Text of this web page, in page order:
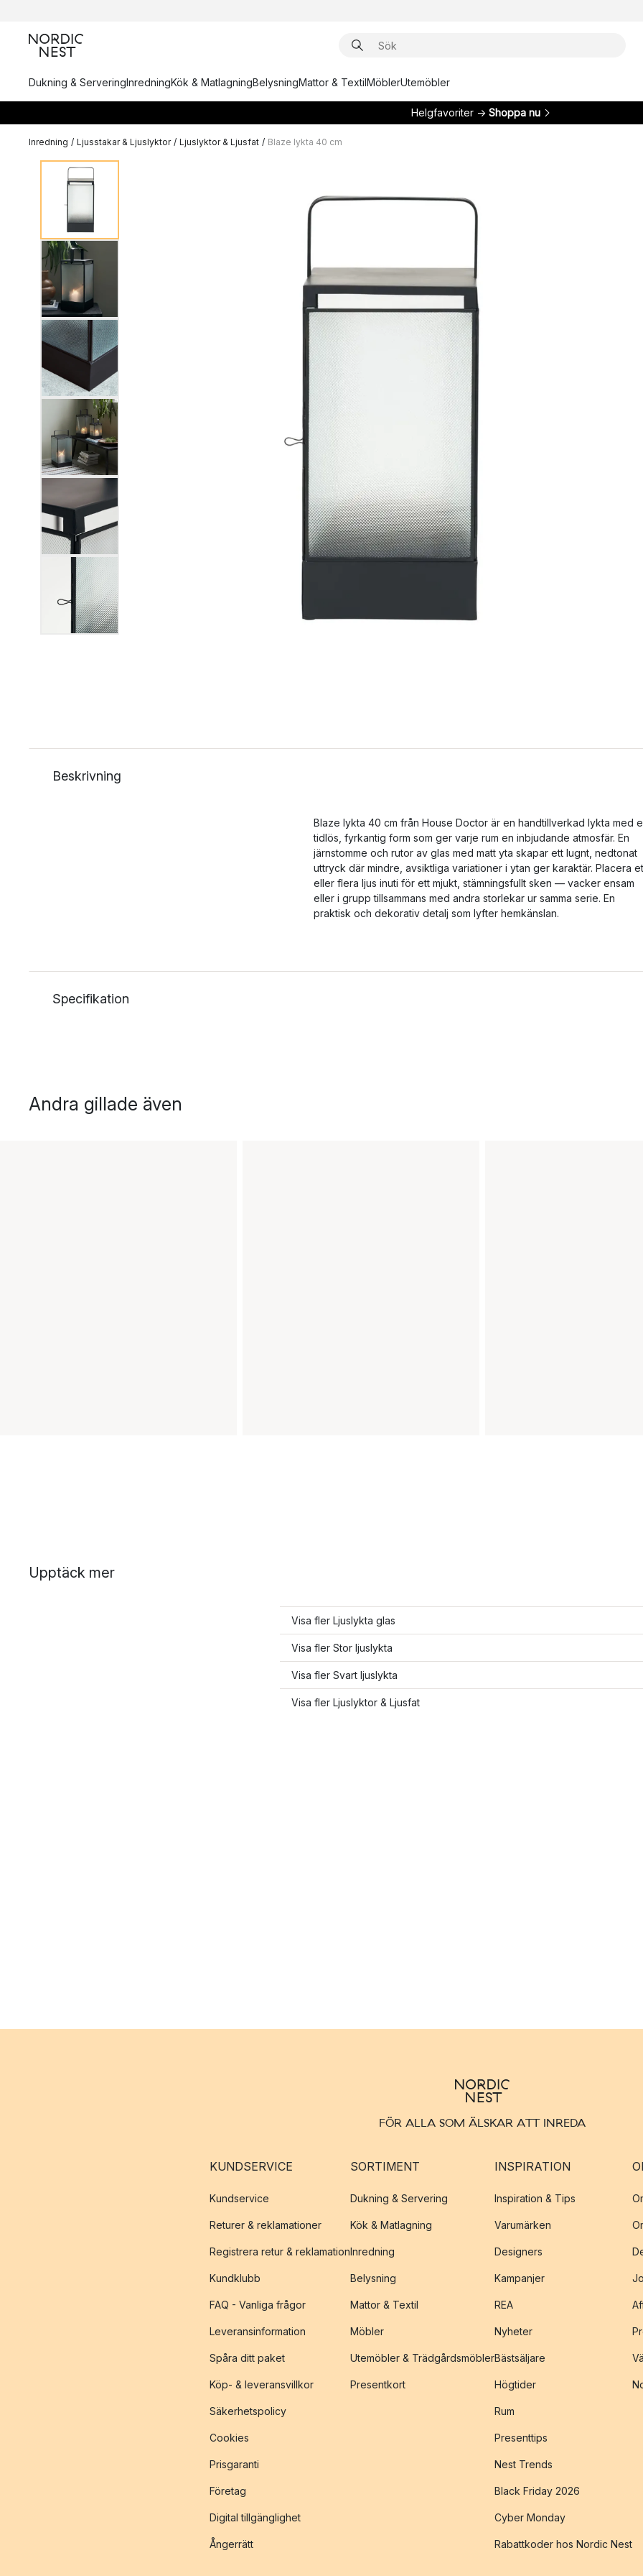
Dukning & ServeringInredningKök & MatlagningBelysningMattor & TextilMöblerUtemöbler
Helgfavoriter → Shoppa nu
Inredning / Ljusstakar & Ljuslyktor / Ljuslyktor & Ljusfat / Blaze lykta 40 cm
Beskrivning
Blaze lykta 40 cm från House Doctor är en handtillverkad lykta med
tidlös, fyrkantig form som ger varje rum en inbjudande atmosfär. En
järnstomme och rutor av glas med matt yta skapar ett lugnt, nedtonat
uttryck där mindre, avsiktliga variationer i ytan ger karaktär. Placera
eller flera ljus inuti för ett mjukt, stämningsfullt sken — vacker ensam
eller i grupp tillsammans med andra storlekar ur samma serie. En
praktisk och dekorativ detalj som lyfter hemkänslan.
Specifikation
Andra gillade även
Upptäck mer
Visa fler Ljuslykta glas
Visa fler Stor ljuslykta
Visa fler Svart ljuslykta
Visa fler Ljuslyktor & Ljusfat
FÖR ALLA SOM ÄLSKAR ATT INREDA
KUNDSERVICE
Kundservice
Returer & reklamationer
Registrera retur & reklamation
Kundklubb
FAQ - Vanliga frågor
Leveransinformation
Spåra ditt paket
Köp- & leveransvillkor
Säkerhetspolicy
Cookies
Prisgaranti
Företag
Digital tillgänglighet
Ångerrätt
SORTIMENT
Dukning & Servering
Kök & Matlagning
Inredning
Belysning
Mattor & Textil
Möbler
Utemöbler & Trädgårdsmöbler
Presentkort
INSPIRATION
Inspiration & Tips
Varumärken
Designers
Kampanjer
REA
Nyheter
Bästsäljare
Högtider
Rum
Presenttips
Nest Trends
Black Friday 2026
Cyber Monday
Rabattkoder hos Nordic Nest